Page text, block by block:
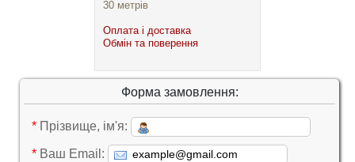
30 метрів
Оплата і доставка
Обмін та поверення
Форма замовлення:
* Прізвище, ім'я:
* Ваш Email: